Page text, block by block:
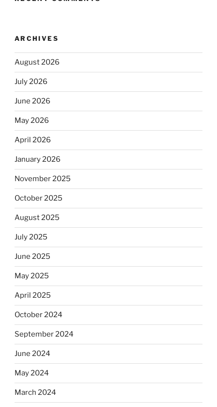
ARCHIVES
August 2026
July 2026
June 2026
May 2026
April 2026
January 2026
November 2025
October 2025
August 2025
July 2025
June 2025
May 2025
April 2025
October 2024
September 2024
June 2024
May 2024
March 2024